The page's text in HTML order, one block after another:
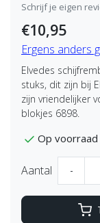
Schrijf je eigen
€10,95
Ergens anders
Elvedes
stuks, dit zijn bij
zijn vriendelijker
blokjes 6898.
Op voorraad
Aantal -